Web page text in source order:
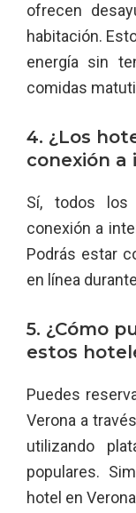
ofrecen
habitación.
energía sin
comidas
4. ¿Los
conexión a
Sí, todos los
conexión a
Podrás estar
en línea
5. ¿Cómo
estos
Puedes
Verona a
utilizando
populares.
hotel en